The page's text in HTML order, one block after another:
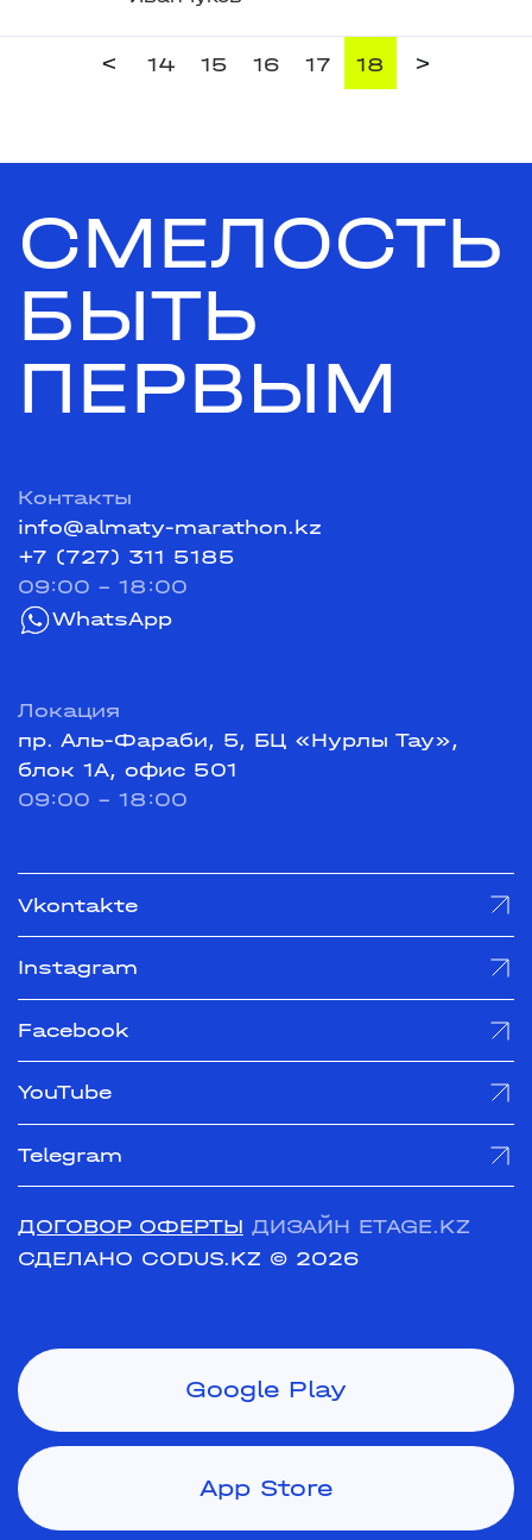
< 14 15 16 17 18 >
СМЕЛОСТЬ
БЫТЬ
ПЕРВЫМ
Контакты
info@almaty-marathon.kz
+7 (727) 311 5185
09:00 - 18:00
WhatsApp
Локация
пр. Аль-Фараби, 5, БЦ «Нурлы Тау»,
блок 1А, офис 501
09:00 - 18:00
Vkontakte
Instagram
Facebook
YouTube
Telegram
ДОГОВОР ОФЕРТЫ ДИЗАЙН ETAGE.KZ
СДЕЛАНО CODUS.KZ © 2026
Google Play
App Store